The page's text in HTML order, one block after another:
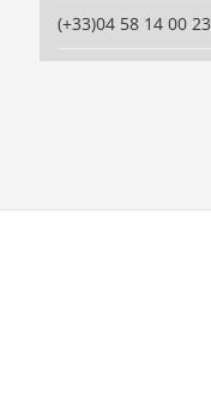
(+33)04 58 14 00 23